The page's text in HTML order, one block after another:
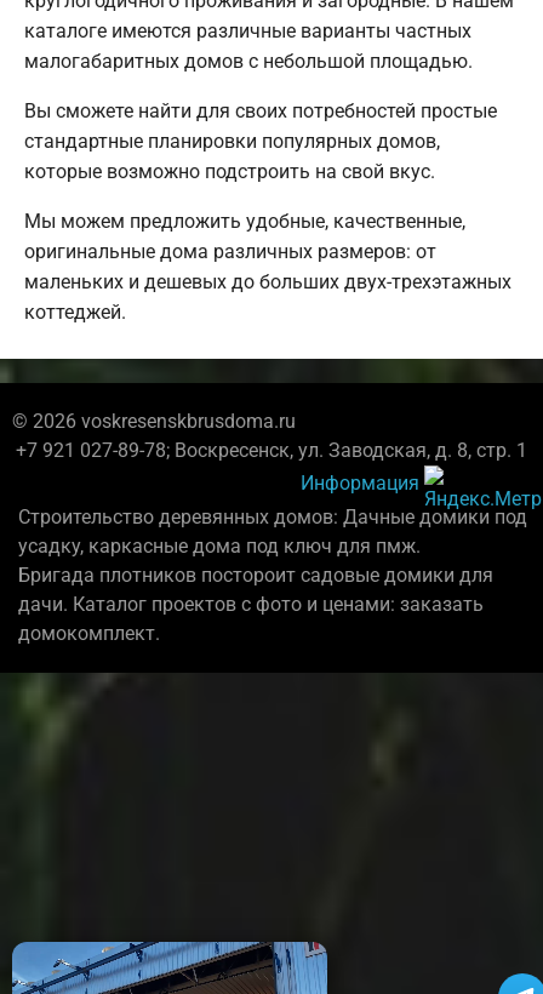
каталоге имеются различные варианты частных
малогабаритных домов с небольшой площадью.
Вы сможете найти для своих потребностей простые
стандартные планировки популярных домов,
которые возможно подстроить на свой вкус.
Мы можем предложить удобные, качественные,
оригинальные дома различных размеров: от
маленьких и дешевых до больших двух-трехэтажных
коттеджей.
© 2026 voskresenskbrusdoma.ru
+7 921 027-89-78; Воскресенск, ул. Заводская, д. 8, стр. 1
Информация
Строительство деревянных домов: Дачные домики под
усадку, каркасные дома под ключ для пмж.
Бригада плотников постороит садовые домики для
дачи. Каталог проектов с фото и ценами: заказать
домокомплект.